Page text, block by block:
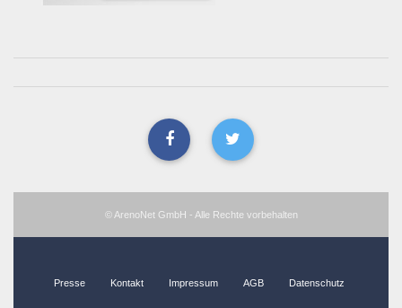
© ArenoNet GmbH - Alle Rechte vorbehalten
Presse Kontakt Impressum AGB Datenschutz